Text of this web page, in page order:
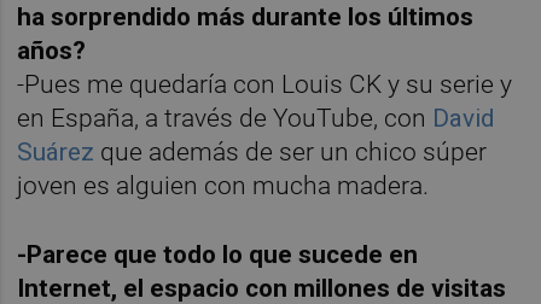
ha sorprendido más durante los últimos
años?
-Pues me quedaría con Louis CK y su serie y
en España, a través de YouTube, con David
Suárez que además de ser un chico súper
joven es alguien con mucha madera.
-Parece que todo lo que sucede en
Internet, el espacio con millones de visitas